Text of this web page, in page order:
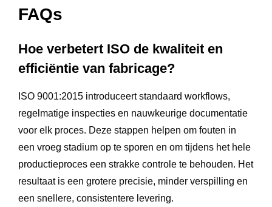
FAQs
Hoe verbetert ISO de kwaliteit en
efficiëntie van fabricage?
ISO 9001:2015 introduceert standaard workflows,
regelmatige inspecties en nauwkeurige documentatie
voor elk proces. Deze stappen helpen om fouten in
een vroeg stadium op te sporen en om tijdens het hele
productieproces een strakke controle te behouden. Het
resultaat is een grotere precisie, minder verspilling en
een snellere, consistentere levering.